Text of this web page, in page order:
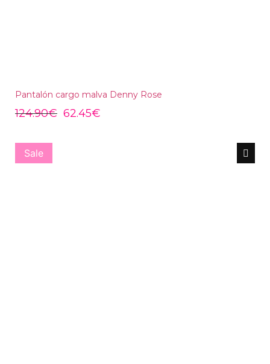
Pantalón cargo malva Denny Rose
124.90€ 62.45€
Sale